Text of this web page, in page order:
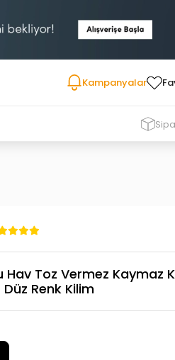
Kampanyalar
Hav Toz Vermez Kaymaz
Düz Renk Kilim